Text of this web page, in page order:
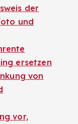
der
und
ersetzen
von
vor,